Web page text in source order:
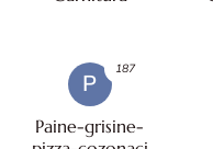
P
Paine-grisine-
187